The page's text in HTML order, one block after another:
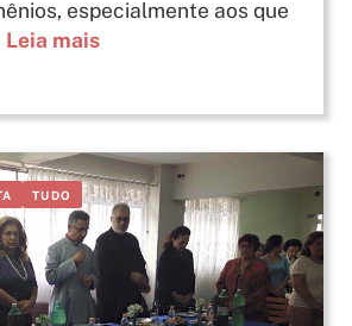
especialmente aos que
Leia mais
TUDO